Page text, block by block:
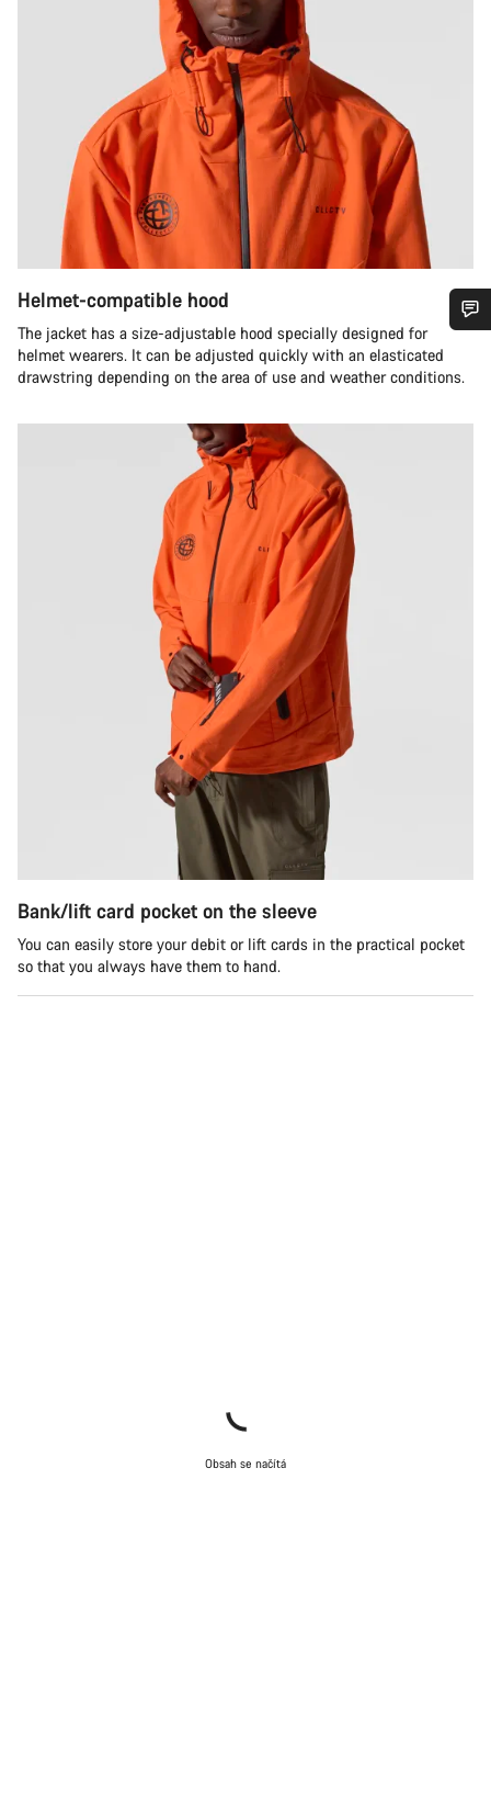
Helmet-compatible hood
The jacket has a size-adjustable hood specially designed for
helmet wearers. It can be adjusted quickly with an elasticated
drawstring depending on the area of use and weather conditions.
Bank/lift card pocket on the sleeve
You can easily store your debit or lift cards in the practical pocket
so that you always have them to hand.
Obsah se načítá
Potřebujete pomoc?
odpovědět na vaše dotazy.
Začít chat
Zavřít